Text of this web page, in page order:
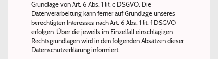
Grundlage von Art. 6 Abs. 1 lit. c DSGVO. Die
Datenverarbeitung kann ferner auf Grundlage unseres
berechtigten Interesses nach Art. 6 Abs. 1 lit. f DSGVO
erfolgen. Über die jeweils im Einzelfall einschlägigen
Rechtsgrundlagen wird in den folgenden Absätzen dieser
Datenschutzerklärung informiert.